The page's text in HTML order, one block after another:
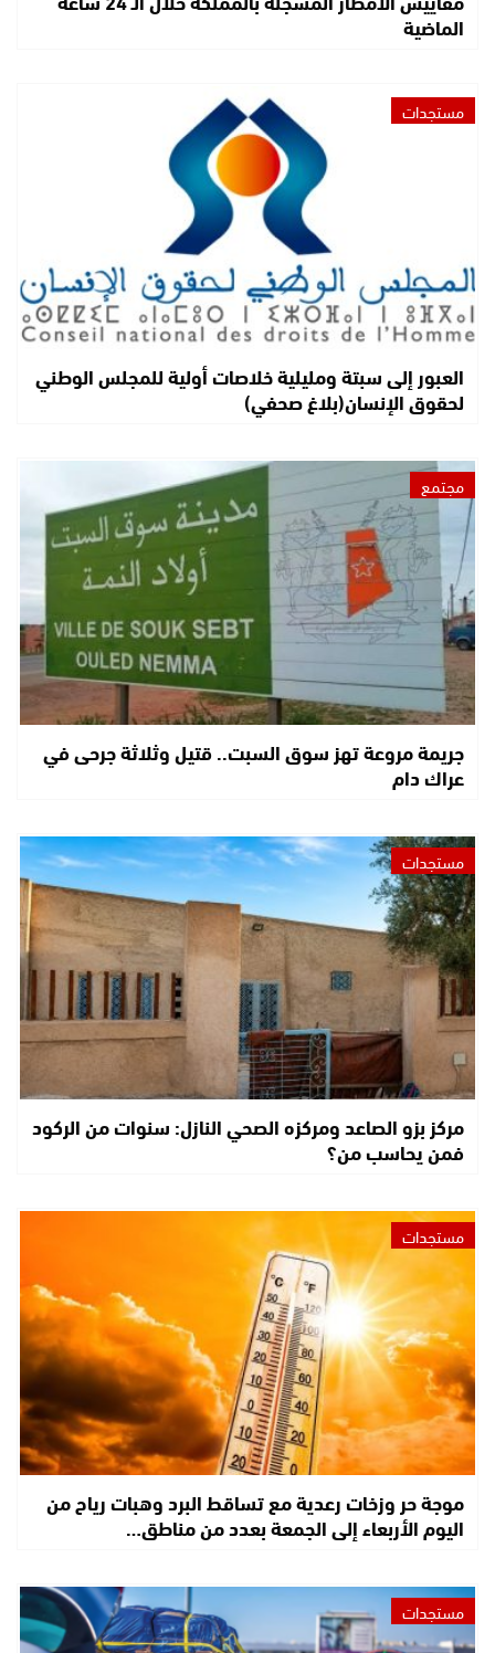
الماضية
مستجدات
العبور إلى سبتة ومليلية خلاصات أولية للمجلس الوطني
لحقوق الإنسان(بلاغ صحفي)
مجتمع
جريمة مروعة تهز سوق السبت.. قتيل وثلاثة جرحى في
عراك دام
مستجدات
مركز بزو الصاعد ومركزه الصحي النازل: سنوات من الركود
فمن يحاسب من؟
مستجدات
موجة حر وزخات رعدية مع تساقط البرد وهبات رياح من
اليوم الأربعاء إلى الجمعة بعدد من مناطق…
مستجدات